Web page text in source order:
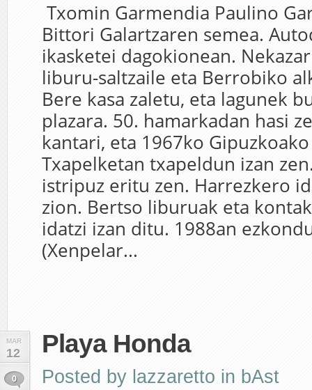
Txomin Garmendia Paulino
Bittori Galartzaren semea.
ikasketei dagokionean.
liburu-saltzaile eta Berrobiko
Bere kasa zaletu, eta lagunek
plazara. 50. hamarkadan hasi
kantari, eta 1967ko
Txapelketan txapeldun izan
istripuz eritu zen. Harrezkero
zion. Bertso liburuak eta
idatzi izan ditu. 1988an
(Xenpelar...
MAR
12
0
Playa Honda
Posted by lazzaretto in bAst